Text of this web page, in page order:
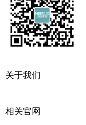
关于我们
相关官网